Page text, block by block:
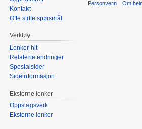
Kontakt
Ofte stilte spørsmål
Verktøy
Lenker hit
Relaterte endringer
Spesialsider
Sideinformasjon
Eksterne lenker
Oppslagsverk
Eksterne lenker
Personvern Om